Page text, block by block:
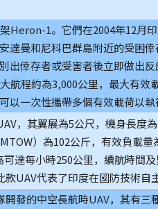
Heron-1。它們在2004年12月
達曼和尼科巴群島附近的受困
出倖存者或受害者後立即做出
航程約為3,000公里，最大有效
以一次性攜帶多個有效載荷以執
，其翼展為5公尺，機身長度
）為102公斤，有效負載
達每小時250公里，續航時間
UAV代表了印度在國防技術自
開發的中空長航時UAV，其有